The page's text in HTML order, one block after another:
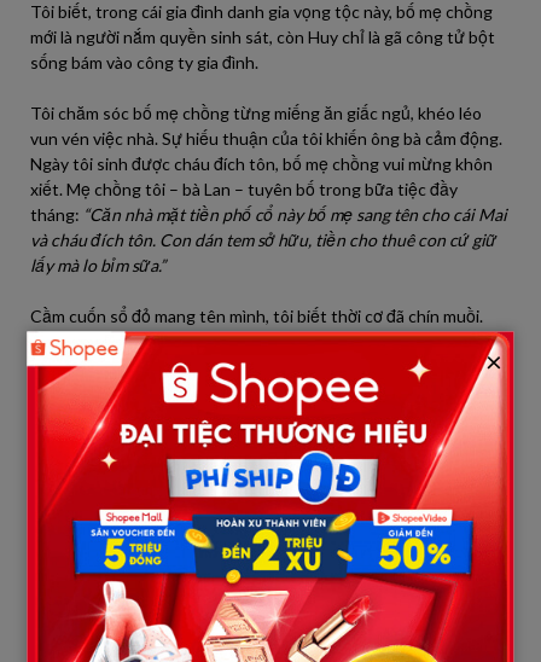
Tôi biết, trong cái gia đình danh gia vọng tộc này, bố mẹ chồng
mới là người nắm quyền sinh sát, còn Huy chỉ là gã công tử bột
sống bám vào công ty gia đình.
Tôi chăm sóc bố mẹ chồng từng miếng ăn giấc ngủ, khéo léo
vun vén việc nhà. Sự hiếu thuận của tôi khiến ông bà cảm động.
Ngày tôi sinh được cháu đích tôn, bố mẹ chồng vui mừng khôn
xiết. Mẹ chồng tôi – bà Lan – tuyên bố trong bữa tiệc đầy
tháng: “Căn nhà mặt tiền phố cổ này bố mẹ sang tên cho cái Mai
và cháu đích tôn. Con dán tem sở hữu, tiền cho thuê con cứ giữ
lấy mà lo bỉm sữa.”
Cầm cuốn sổ đỏ mang tên mình, tôi biết thời cơ đã chín muồi.
Huy vẫn chứng nào tật nấy, thấy vợ hiền, bố mẹ chiều chuộng,
anh ta càng lộng hành. Anh ta nghĩ tôi mù, hoặc nghĩ tôi vì tiền
mà chấp nhận kiếp chung chồng.
Con trai tôi được 3 tháng, Huy lại có tình mới. Lần này là một cô
người mẫu ảnh nóng bỏng. Nhờ cài định vị vào xe và mua chuộc
được tay trợ lý thân cận của Huy (bằng chính tiền cho thuê nhà),
tôi nắm rõ lịch trình của chồng như lòng bàn tay.
Hôm ấy là thứ Bảy. Huy nói dối đi gặp đối tác ký hợp đồng lớn.
Tôi biết thừa “hợp đồng” ấy nằm ở phòng 302 khách sạn ven hồ.
Tôi tươi cười tiễn chồng đi, rồi quay sang rủ mẹ chồng:“Mẹ ơi,
×